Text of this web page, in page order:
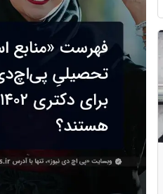
مصاحبه دکتری مجازی آزاد 1402